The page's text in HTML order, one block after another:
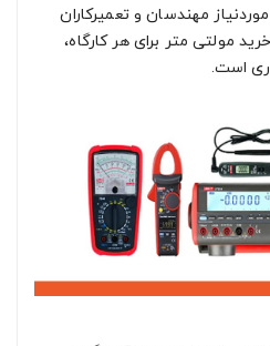
مهندسان و تعمیرکاران
مولتی متر برای هر کارگاه،
است.